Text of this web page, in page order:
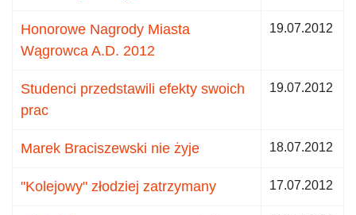
Honorowe Nagrody Miasta
Wągrowca A.D. 2012
19.07.2012
Studenci przedstawili efekty swoich
prac
19.07.2012
Marek Braciszewski nie żyje 18.07.2012
"Kolejowy" złodziej zatrzymany 17.07.2012